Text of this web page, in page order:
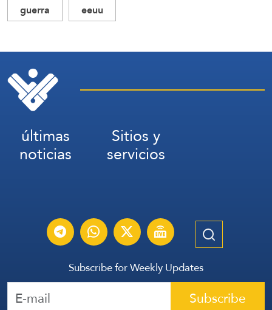
guerra
eeuu
últimas
noticias
Sitios y
servicios
Subscribe for Weekly Updates
Subscribe